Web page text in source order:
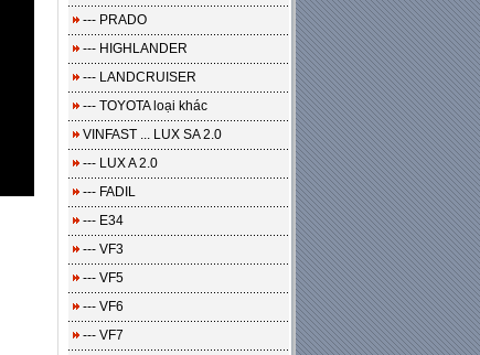
--- PRADO
--- HIGHLANDER
--- LANDCRUISER
--- TOYOTA loại khác
VINFAST ... LUX SA 2.0
--- LUX A 2.0
--- FADIL
--- E34
--- VF3
--- VF5
--- VF6
--- VF7